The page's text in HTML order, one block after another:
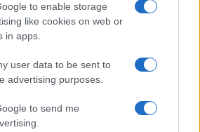
to enable storage
like cookies on web or
in apps.
user data to be sent to
advertising purposes.
to send me
di estetica medicale avanzata
classifica dei 5 centri di riferimento